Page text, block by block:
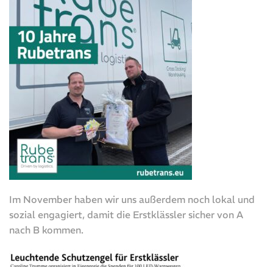
Im November haben wir uns außerdem noch lokal und
sozial engagiert, damit die Erstklässler sicher von A
nach B kommen.